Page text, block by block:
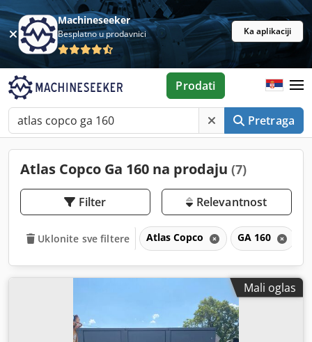
Machineseeker
Besplatno u prodavnici Ka aplikaciji
Pretraga
Prodati
Atlas Copco Ga 160 na prodaju (7)
Filter Relevantnost
Uklonite sve filtere Atlas Copco GA 160
Mali oglas